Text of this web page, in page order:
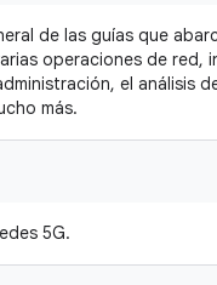
de las guías que
operaciones de red,
el análisis
más.
5G.